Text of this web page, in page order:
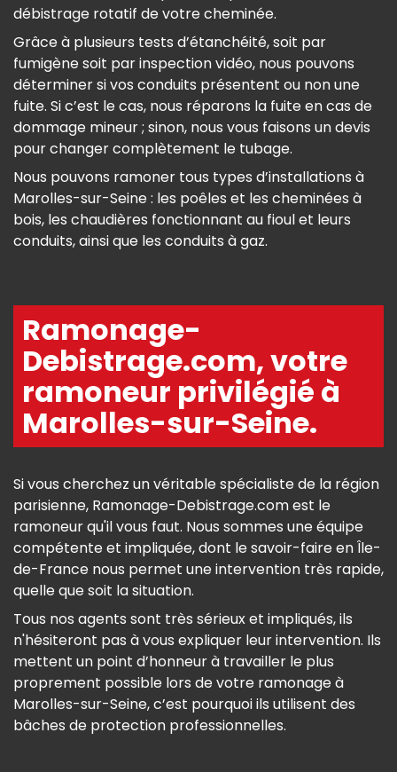
débistrage rotatif de votre cheminée.
Grâce à plusieurs tests d’étanchéité, soit par
fumigène soit par inspection vidéo, nous pouvons
déterminer si vos conduits présentent ou non une
fuite. Si c’est le cas, nous réparons la fuite en cas de
dommage mineur ; sinon, nous vous faisons un devis
pour changer complètement le tubage.
Nous pouvons ramoner tous types d’installations à
Marolles-sur-Seine : les poêles et les cheminées à
bois, les chaudières fonctionnant au fioul et leurs
conduits, ainsi que les conduits à gaz.
Ramonage-
Debistrage.com, votre
ramoneur privilégié à
Marolles-sur-Seine.
Si vous cherchez un véritable spécialiste de la région
parisienne, Ramonage-Debistrage.com est le
ramoneur qu'il vous faut. Nous sommes une équipe
compétente et impliquée, dont le savoir-faire en Île-
de-France nous permet une intervention très rapide,
quelle que soit la situation.
Tous nos agents sont très sérieux et impliqués, ils
n'hésiteront pas à vous expliquer leur intervention. Ils
mettent un point d’honneur à travailler le plus
proprement possible lors de votre ramonage à
Marolles-sur-Seine, c’est pourquoi ils utilisent des
bâches de protection professionnelles.